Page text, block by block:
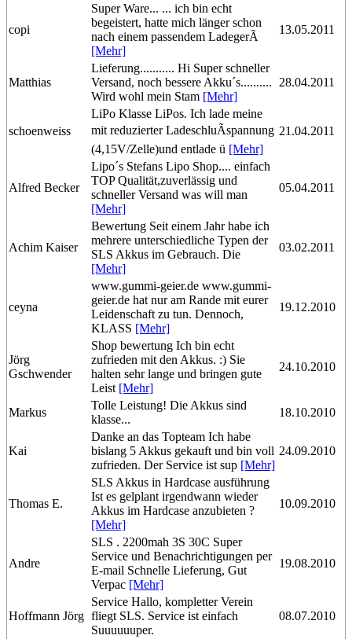
copi
Super Ware... ... ich bin echt
begeistert, hatte mich länger schon
nach einem passendem LadegerÃ
[Mehr]
13.05.2011
Matthias
Lieferung........... Hi Super schneller
Versand, noch bessere Akku´s..........
Wird wohl mein Stam [Mehr]
28.04.2011
schoenweiss
LiPo Klasse LiPos. Ich lade meine
mit reduzierter LadeschluÃspannung
(4,15V/Zelle)und entlade ü [Mehr]
21.04.2011
Alfred Becker
Lipo´s Stefans Lipo Shop.... einfach
TOP Qualität,zuverlässig und
schneller Versand was will man
[Mehr]
05.04.2011
Achim Kaiser
Bewertung Seit einem Jahr habe ich
mehrere unterschiedliche Typen der
SLS Akkus im Gebrauch. Die
[Mehr]
03.02.2011
ceyna
www.gummi-geier.de www.gummi-
geier.de hat nur am Rande mit eurer
Leidenschaft zu tun. Dennoch,
KLASS [Mehr]
19.12.2010
Jörg
Gschwender
Shop bewertung Ich bin echt
zufrieden mit den Akkus. :) Sie
halten sehr lange und bringen gute
Leist [Mehr]
24.10.2010
Markus
Tolle Leistung! Die Akkus sind
klasse...
18.10.2010
Kai
Danke an das Topteam Ich habe
bislang 5 Akkus gekauft und bin voll
zufrieden. Der Service ist sup [Mehr]
24.09.2010
Thomas E.
SLS Akkus in Hardcase ausführung
Ist es gelplant irgendwann wieder
Akkus im Hardcase anzubieten ?
[Mehr]
10.09.2010
Andre
SLS . 2200mah 3S 30C Super
Service und Benachrichtigungen per
E-mail Schnelle Lieferung, Gut
Verpac [Mehr]
19.08.2010
Hoffmann Jörg
Service Hallo, kompletter Verein
fliegt SLS. Service ist einfach
Suuuuuuper.
08.07.2010